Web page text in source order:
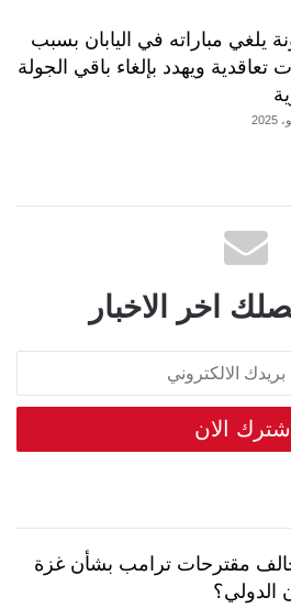
يلغي مباراته في اليابان بسبب
تعاقدية ويهدد بإلغاء باقي الجولة
اخر الاخبار
مقترحات ترامب بشأن غزة
الدولي؟